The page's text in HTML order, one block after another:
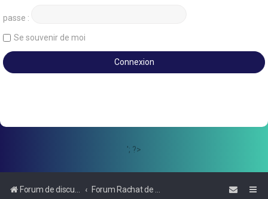
passe :
Se souvenir de moi
'; ?>
Forum de discussions sur le Regroupement de Crédits et le Rachat de Crédits